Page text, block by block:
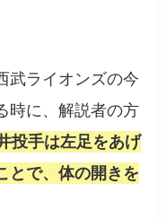
武ライオンズの今
時に、解説者の方
投手は左足をあげ
とで、体の開きを